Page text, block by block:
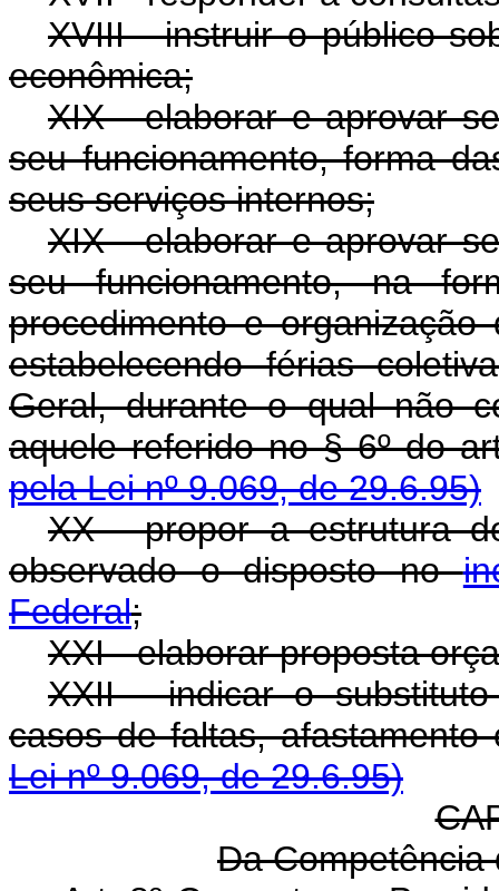
XVIII - instruir o público
econômica;
XIX - elaborar e aprovar
seu funcionamento, forma
seus serviços internos;
XIX - elaborar e aprovar
seu funcionamento, na
procedimento e
estabelecendo férias
Geral, durante o qual não
aquele referido no § 6º
pela Lei nº 9.069, de 29.6.95)
XX - propor a estrutura
observado o disposto no
Federal;
XXI - elaborar proposta
XXII - indicar o
casos de faltas,
Lei nº 9.069, de 29.6.95)
Da Competência